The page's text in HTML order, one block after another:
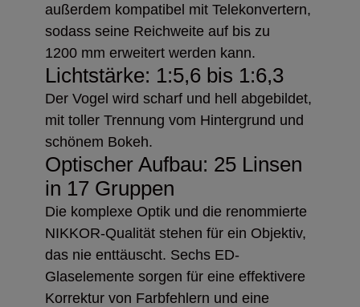
außerdem kompatibel mit Telekonvertern,
sodass seine Reichweite auf bis zu
1200 mm erweitert werden kann.
Lichtstärke: 1:5,6 bis 1:6,3
Der Vogel wird scharf und hell abgebildet,
mit toller Trennung vom Hintergrund und
schönem Bokeh.
Optischer Aufbau: 25 Linsen
in 17 Gruppen
Die komplexe Optik und die renommierte
NIKKOR-Qualität stehen für ein Objektiv,
das nie enttäuscht. Sechs ED-
Glaselemente sorgen für eine effektivere
Korrektur von Farbfehlern und eine